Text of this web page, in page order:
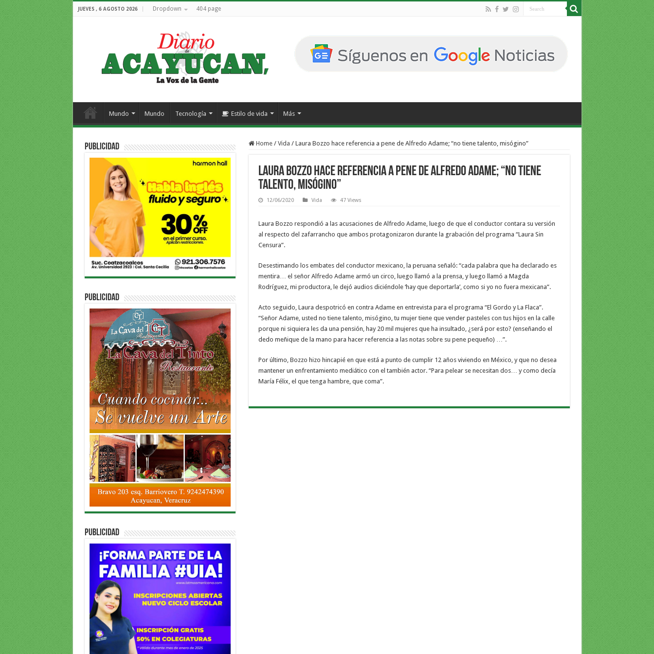
JUEVES , 6 AGOSTO 2026 Dropdown 404 page
Mundo Mundo Tecnología Estilo de vida Más
Home / Vida / Laura Bozzo hace referencia a pene de Alfredo Adame; “no tiene talento, misógino”
Laura Bozzo hace referencia a pene de Alfredo Adame; “no tiene
talento, misógino”
12/06/2020 Vida 47 Views
Laura Bozzo respondió a las acusaciones de Alfredo Adame, luego de que el conductor contara su versión
al respecto del zafarrancho que ambos protagonizaron durante la grabación del programa “Laura Sin
Censura”.
Desestimando los embates del conductor mexicano, la peruana señaló: “cada palabra que ha declarado es
mentira… el señor Alfredo Adame armó un circo, luego llamó a la prensa, y luego llamó a Magda
Rodríguez, mi productora, le dejó audios diciéndole ‘hay que deportarla’, como si yo no fuera mexicana”.
Acto seguido, Laura despotricó en contra Adame en entrevista para el programa “El Gordo y La Flaca”.
“Señor Adame, usted no tiene talento, misógino, tu mujer tiene que vender pasteles con tus hijos en la calle
porque ni siquiera les da una pensión, hay 20 mil mujeres que ha insultado, ¿será por esto? (enseñando el
dedo meñique de la mano para hacer referencia a las notas sobre su pene pequeño) …”.
Por último, Bozzo hizo hincapié en que está a punto de cumplir 12 años viviendo en México, y que no desea
mantener un enfrentamiento mediático con el también actor. “Para pelear se necesitan dos… y como decía
María Félix, el que tenga hambre, que coma”.
PUBLICIDAD
PUBLICIDAD
PUBLICIDAD